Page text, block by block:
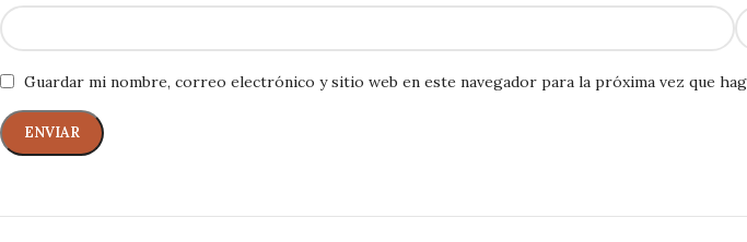
Guardar mi nombre, correo electrónico y sitio web en este navegador para la próxima vez que